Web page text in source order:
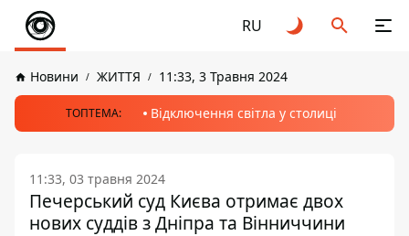
RU
Новини ЖИТТЯ 11:33, 3 Травня 2024
ТОПТЕМА: Відключення світла у столиці
11:33, 03 травня 2024
Печерський суд Києва отримає двох
нових суддів з Дніпра та Вінниччини